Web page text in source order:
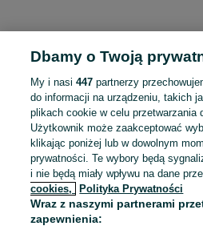
To ogłoszenie nie
Dbamy o Twoją
My i nasi447 partnerzy
do informacji na urządzeniu, takich
plikach cookie w celu przetwarzania
Użytkownik może zaakceptować
klikając poniżej lub w dowolnym
prywatności. Te wybory będą
i nie będą miały wpływu na dane
cookies,
Polityka Prywatności
Wraz z naszymi partnerami
zapewnienia: